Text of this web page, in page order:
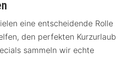
eine entscheidende Rolle
den perfekten Kurzurlaub
sammeln wir echte